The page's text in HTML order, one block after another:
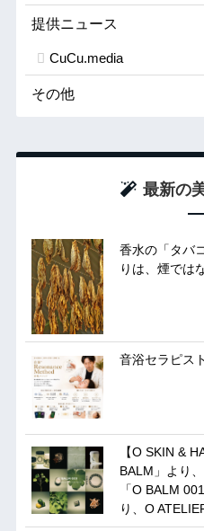
提供ニュース
CuCu.media
その他
最新の
香水の「タバ
りは、煙では
音浴セラピス
【O SKIN &
BALM」より
「O BALM
り、O